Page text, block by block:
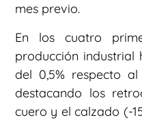
mes previo.
En los cuatro
producción
del 0,5% respecto
destacando los
cuero y el calzado (-